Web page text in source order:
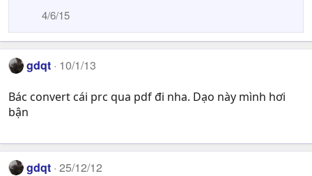
o
n
s
:
4/6/15
gdqt 10/1/13
Bác convert cái prc qua pdf đi nha. Dạo này mình hơi
bận
gdqt 25/12/12